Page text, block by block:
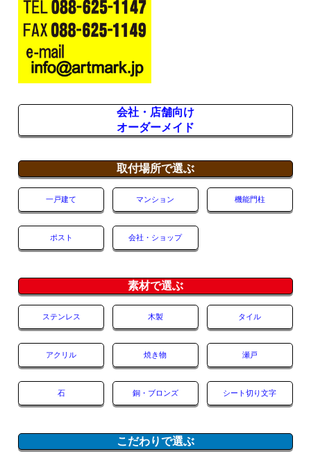
会社・店舗向け
オーダーメイド
取付場所で選ぶ
一戸建て マンション 機能門柱
ポスト 会社・ショップ
素材で選ぶ
ステンレス 木製 タイル
アクリル 焼き物 瀬戸
石 銅・ブロンズ シート切り文字
こだわりで選ぶ